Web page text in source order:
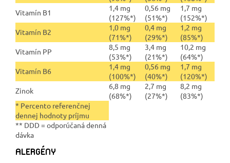
Vitamín B1
1,4 mg
(127%*)
0,56 mg
(51%*)
1,7 mg
(152%*)
Vitamín B2
1,0 mg
(71%*)
0,4 mg
(29%*)
1,2 mg
(85%*)
Vitamín PP
8,5 mg
(53%*)
3,4 mg
(21%*)
10,2 mg
(64%*)
Vitamín B6
1,4 mg
(100%*)
0,56 mg
(40%*)
1,7 mg
(120%*)
Zinok
6,8 mg
(68%*)
2,7 mg
(27%*)
8,2 mg
(83%*)
* Percento referenčnej
dennej hodnoty príjmu
** DDD = odporúčaná denná
dávka
ALERGÉNY